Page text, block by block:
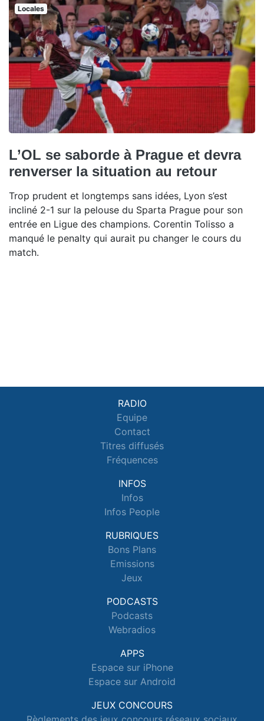
Locales
L’OL se saborde à Prague et devra
renverser la situation au retour
Trop prudent et longtemps sans idées, Lyon s’est
incliné 2-1 sur la pelouse du Sparta Prague pour son
entrée en Ligue des champions. Corentin Tolisso a
manqué le penalty qui aurait pu changer le cours du
match.
RADIO
Equipe
Contact
Titres diffusés
Fréquences
INFOS
Infos
Infos People
RUBRIQUES
Bons Plans
Emissions
Jeux
PODCASTS
Podcasts
Webradios
APPS
Espace sur iPhone
Espace sur Android
JEUX CONCOURS